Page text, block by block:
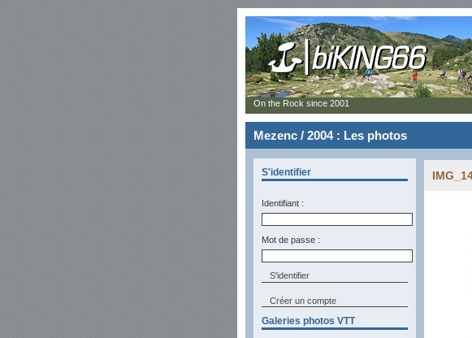
Mezenc / 2004 : Les photos
S'identifier
Identifiant :
Mot de passe :
Créer un compte
Galeries photos VTT
On the Rock since 2001